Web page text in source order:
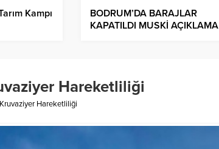
Kampı
BODRUM’DA BARAJLAR
KAPATILDI MUSKİ AÇIKLAMA
Hareketliliği
Hareketliliği